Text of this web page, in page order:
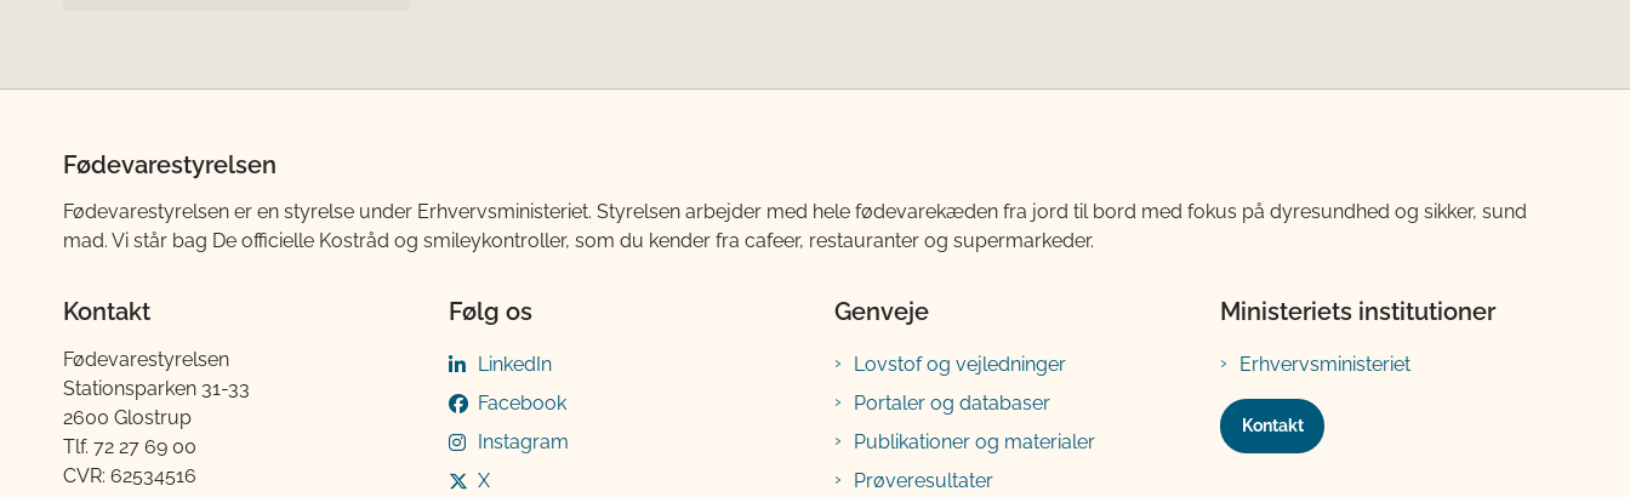
Fødevarestyrelsen
Fødevarestyrelsen er en styrelse under Erhvervsministeriet. Styrelsen arbejder med hele fødevarekæden fra jord til bord med fokus på dyresundhed og sikker, sund
mad. Vi står bag De officielle Kostråd og smileykontroller, som du kender fra cafeer, restauranter og supermarkeder.
Kontakt
Fødevarestyrelsen
Stationsparken 31-33
2600 Glostrup
Tlf. 72 2​​​7 69 00
CVR: 62534516
Følg os
LinkedIn
Facebook
Instagram
X
Genveje
Lovstof og vejledninger
Portaler og databaser
Publikationer og materialer
Prøveresultater
Ministeriets institutioner
Erhvervsministeriet
Kontakt